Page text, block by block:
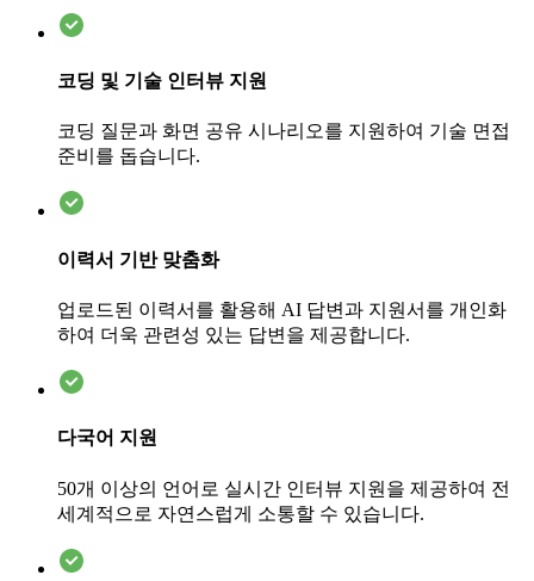
코딩 및 기술 인터뷰 지원
코딩 질문과 화면 공유 시나리오를 지원하여 기술 면접
준비를 돕습니다.
이력서 기반 맞춤화
업로드된 이력서를 활용해 AI 답변과 지원서를 개인화
하여 더욱 관련성 있는 답변을 제공합니다.
다국어 지원
50개 이상의 언어로 실시간 인터뷰 지원을 제공하여 전
세계적으로 자연스럽게 소통할 수 있습니다.